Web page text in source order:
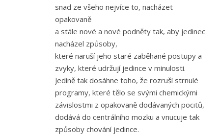
snad ze všeho nejvíce to, nacházet
opakovaně
a stále nové a nové podněty tak, aby jedinec
nacházel způsoby,
které naruší jeho staré zaběhané postupy a
zvyky, které udržují jedince v minulosti.
Jedině tak dosáhne toho, že rozruší strnulé
programy, které tělo se svými chemickými
závislostmi z opakovaně dodávaných pocitů,
dodává do centrálního mozku a vnucuje tak
způsoby chování jedince.